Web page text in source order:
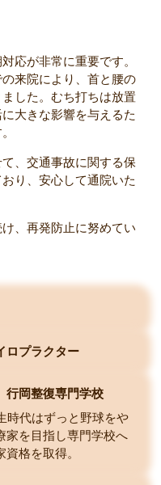
応が非常に重要です。
来院により、首と腰の
した。むち打ちは放置
大きな影響を与えるた
、交通事故に関する保
り、安心して通院いた
、再発防止に努めてい
プラクター
行岡整復専門学校
時代はずっと野球をや
家を目指し専門学校へ
格を取得。